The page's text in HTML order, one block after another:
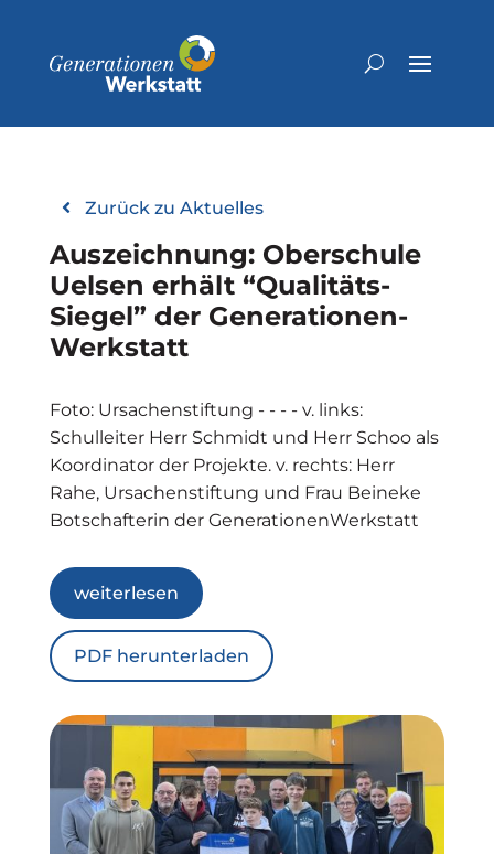
Zurück zu Aktuelles
Auszeichnung: Oberschule
Uelsen erhält “Qualitäts-
Siegel” der Genera­tio­nen­
Werk­statt
Foto: Ursachenstiftung - - - - v. links:
Schulleiter Herr Schmidt und Herr Schoo als
Koordinator der Projekte. v. rechts: Herr
Rahe, Ursachenstiftung und Frau Beineke
Botschafterin der GenerationenWerkstatt
weiterlesen
PDF herunterladen